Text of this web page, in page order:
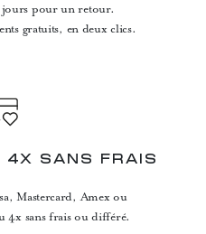
jours pour un retour.
gratuits, en deux clics.
4X SANS FRAIS
Mastercard, Amex ou
4x sans frais ou différé.